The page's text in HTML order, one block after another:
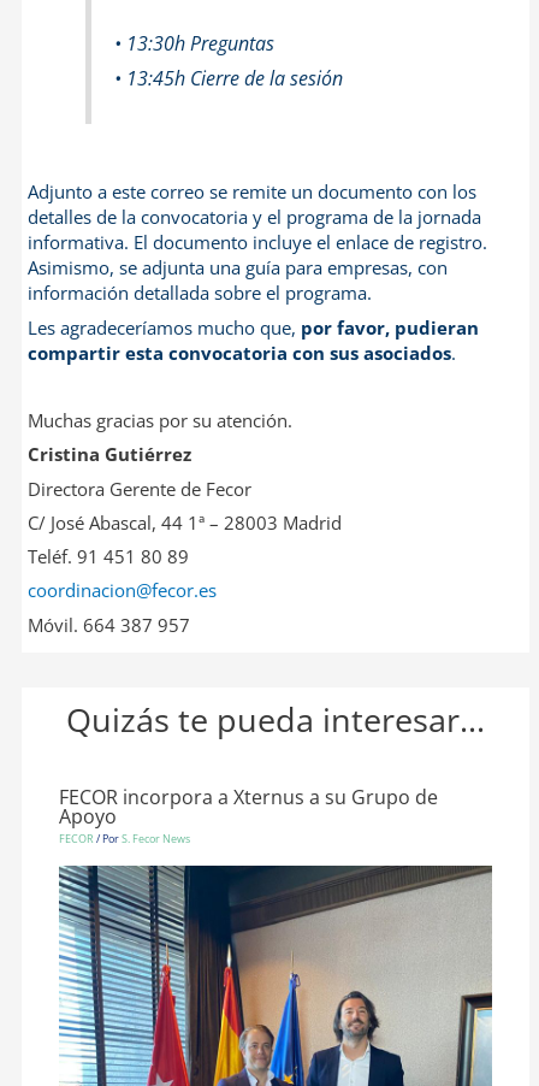
• 13:30h Preguntas
• 13:45h Cierre de la sesión
Adjunto a este correo se remite un documento con los
detalles de la convocatoria y el programa de la jornada
informativa. El documento incluye el enlace de registro.
Asimismo, se adjunta una guía para empresas, con
información detallada sobre el programa.
Les agradeceríamos mucho que, por favor, pudieran
compartir esta convocatoria con sus asociados.
Muchas gracias por su atención.
Cristina Gutiérrez
Directora Gerente de Fecor
C/ José Abascal, 44 1ª – 28003 Madrid
Teléf. 91 451 80 89
coordinacion@fecor.es
Móvil. 664 387 957
Quizás te pueda interesar...
FECOR incorpora a Xternus a su Grupo de
Apoyo
FECOR / PorS. Fecor News